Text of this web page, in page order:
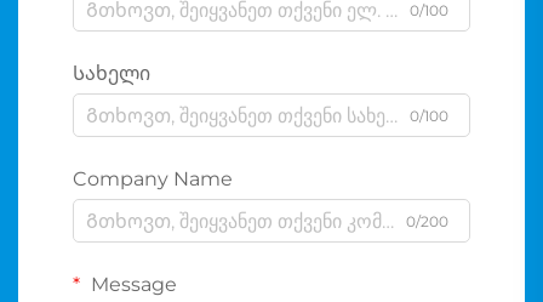
0/100
Სახელი
0/100
Company Name
0/200
Message